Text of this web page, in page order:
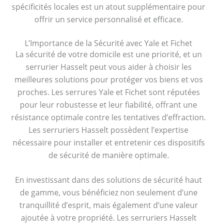
spécificités locales est un atout supplémentaire pour
offrir un service personnalisé et efficace.
L’Importance de la Sécurité avec Yale et Fichet
La sécurité de votre domicile est une priorité, et un
serrurier Hasselt peut vous aider à choisir les
meilleures solutions pour protéger vos biens et vos
proches. Les serrures Yale et Fichet sont réputées
pour leur robustesse et leur fiabilité, offrant une
résistance optimale contre les tentatives d’effraction.
Les serruriers Hasselt possèdent l’expertise
nécessaire pour installer et entretenir ces dispositifs
de sécurité de manière optimale.
En investissant dans des solutions de sécurité haut
de gamme, vous bénéficiez non seulement d’une
tranquillité d’esprit, mais également d’une valeur
ajoutée à votre propriété. Les serruriers Hasselt